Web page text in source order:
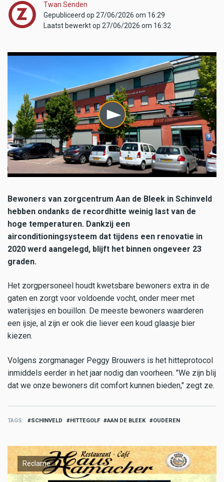
Twan Senden
Gepubliceerd op 27/06/2026 om 16:29
Laatst bewerkt op 27/06/2026 om 16:32
Bewoners van zorgcentrum Aan de Bleek in Schinveld
hebben ondanks de recordhitte weinig last van de
hoge temperaturen. Dankzij een
airconditioningsysteem dat tijdens een renovatie in
2020 werd aangelegd, blijft het binnen ongeveer 23
graden.
Het zorgpersoneel houdt kwetsbare bewoners extra in de
gaten en zorgt voor voldoende vocht, onder meer met
waterijsjes en bouillon. De meeste bewoners waarderen
een ijsje, al zijn er ook die liever een koud glaasje bier
kiezen.
Volgens zorgmanager Peggy Brouwers is het hitteprotocol
inmiddels eerder in het jaar nodig dan voorheen. "We zijn blij
dat we onze bewoners dit comfort kunnen bieden," zegt ze.
TAGS SCHINVELD HITTEGOLF AAN DE BLEEK OUDEREN
Reclame